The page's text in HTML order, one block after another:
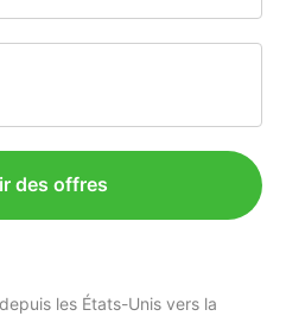
des offres
les États-Unis vers la